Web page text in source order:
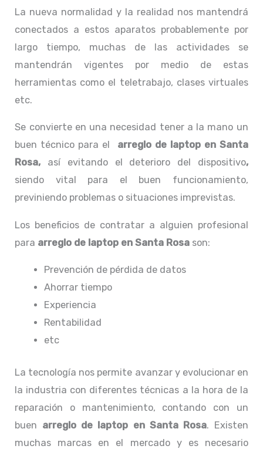
La nueva normalidad y la realidad nos mantendrá
conectados a estos aparatos probablemente por
largo tiempo, muchas de las actividades se
mantendrán vigentes por medio de estas
herramientas como el teletrabajo, clases virtuales
etc.
Se convierte en una necesidad tener a la mano un
buen técnico para el arreglo de laptop en Santa
Rosa, así evitando el deterioro del dispositivo,
siendo vital para el buen funcionamiento,
previniendo problemas o situaciones imprevistas.
Los beneficios de contratar a alguien profesional
para arreglo de laptop en Santa Rosa son:
Prevención de pérdida de datos
Ahorrar tiempo
Experiencia
Rentabilidad
etc
La tecnología nos permite avanzar y evolucionar en
la industria con diferentes técnicas a la hora de la
reparación o mantenimiento, contando con un
buen arreglo de laptop en Santa Rosa. Existen
muchas marcas en el mercado y es necesario